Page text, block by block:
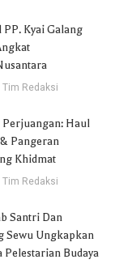
Kyai Galang
Tim Redaksi
Perjuangan: Haul
Pangeran
Khidmat
Tim Redaksi
Santri Dan
Sewu Ungkapkan
Pelestarian Budaya